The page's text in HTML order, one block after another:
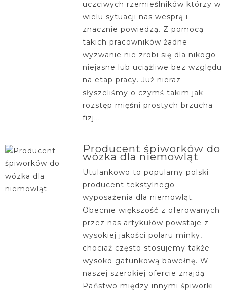
uczciwych rzemieślników którzy w
wielu sytuacji nas wesprą i
znacznie powiedzą. Z pomocą
takich pracowników żadne
wyzwanie nie zrobi się dla nikogo
niejasne lub uciążliwe bez względu
na etap pracy. Już nieraz
słyszeliśmy o czymś takim jak
rozstęp mięśni prostych brzucha
fizj...
Producent śpiworków do
wózka dla niemowląt
Utulankowo to popularny polski
producent tekstylnego
wyposażenia dla niemowląt.
Obecnie większość z oferowanych
przez nas artykułów powstaje z
wysokiej jakości polaru minky,
chociaż często stosujemy także
wysoko gatunkową bawełnę. W
naszej szerokiej ofercie znajdą
Państwo między innymi śpiworki